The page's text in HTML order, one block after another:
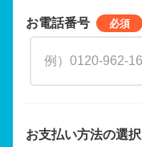
お電話番号
お支払い方法の選択